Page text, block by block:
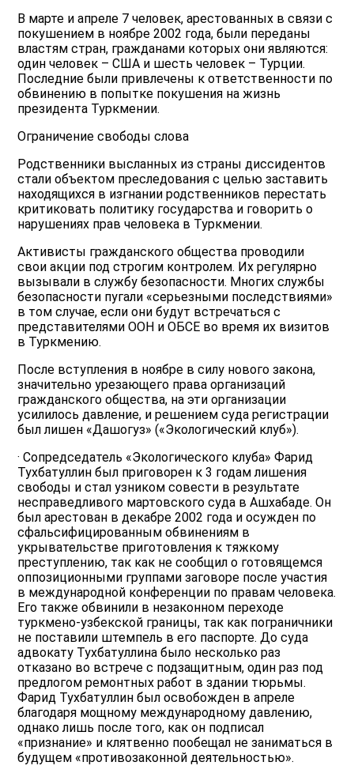
В марте и апреле 7 человек, арестованных в связи с
покушением в ноябре 2002 года, были переданы
властям стран, гражданами которых они являются:
один человек – США и шесть человек – Турции.
Последние были привлечены к ответственности по
обвинению в попытке покушения на жизнь
президента Туркмении.
Ограничение свободы слова
Родственники высланных из страны диссидентов
стали объектом преследования с целью заставить
находящихся в изгнании родственников перестать
критиковать политику государства и говорить о
нарушениях прав человека в Туркмении.
Активисты гражданского общества проводили
свои акции под строгим контролем. Их регулярно
вызывали в службу безопасности. Многих службы
безопасности пугали «серьезными последствиями»
в том случае, если они будут встречаться с
представителями ООН и ОБСЕ во время их визитов
в Туркмению.
После вступления в ноябре в силу нового закона,
значительно урезающего права организаций
гражданского общества, на эти организации
усилилось давление, и решением суда регистрации
был лишен «Дашогуз» («Экологический клуб»).
· Сопредседатель «Экологического клуба» Фарид
Тухбатуллин был приговорен к 3 годам лишения
свободы и стал узником совести в результате
несправедливого мартовского суда в Ашхабаде. Он
был арестован в декабре 2002 года и осужден по
сфальсифицированным обвинениям в
укрывательстве приготовления к тяжкому
преступлению, так как не сообщил о готовящемся
оппозиционными группами заговоре после участия
в международной конференции по правам человека.
Его также обвинили в незаконном переходе
туркмено-узбекской границы, так как пограничники
не поставили штемпель в его паспорте. До суда
адвокату Тухбатуллина было несколько раз
отказано во встрече с подзащитным, один раз под
предлогом ремонтных работ в здании тюрьмы.
Фарид Тухбатуллин был освобожден в апреле
благодаря мощному международному давлению,
однако лишь после того, как он подписал
«признание» и клятвенно пообещал не заниматься в
будущем «противозаконной деятельностью».